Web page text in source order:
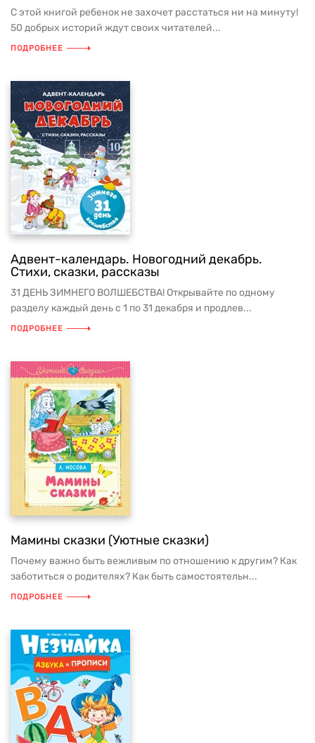
С этой книгой ребенок не захочет расстаться ни на минуту!
50 добрых историй ждут своих читателей...
ПОДРОБНЕЕ
Адвент-календарь. Новогодний декабрь.
Стихи, сказки, рассказы
31 ДЕНЬ ЗИМНЕГО ВОЛШЕБСТВА! Открывайте по одному
разделу каждый день с 1 по 31 декабря и продлев...
ПОДРОБНЕЕ
Мамины сказки (Уютные сказки)
Почему важно быть вежливым по отношению к другим? Как
заботиться о родителях? Как быть самостоятельн...
ПОДРОБНЕЕ